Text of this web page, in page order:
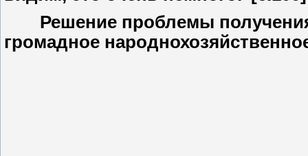
Решение проблемы получения
громадное